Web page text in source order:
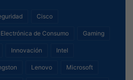
Cisco
Electrónica de Consumo Gaming
Innovación Intel
Lenovo Microsoft